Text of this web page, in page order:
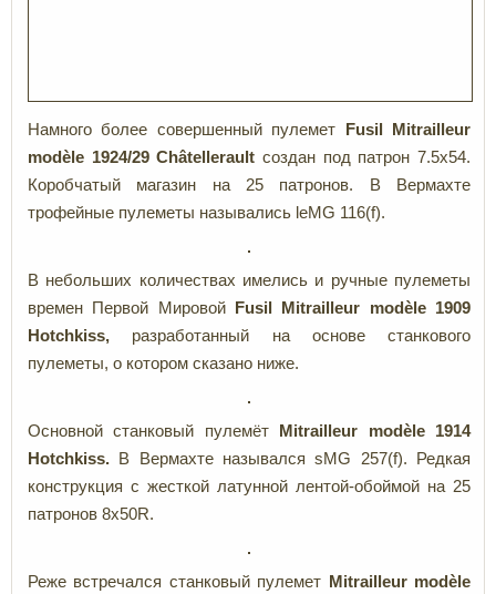
Намного более совершенный пулемет Fusil
Mitrailleur
modèle 1924/29 Châtelleraultсоздан под патрон 7.5x54.
Коробчатый магазин на 25 патронов. В Вермахте
трофейные пулеметы назывались leMG 116(f).
В небольших количествах имелись и ручные пулеметы
времен Первой Мировой
Fusil Mitrailleur modèle 1909
Hotchkiss, разработанный на основе станкового
пулеметы, о котором сказано ниже.
Основной станковый пулемёт Mitrailleur modèle
1914
Hotchkiss.
В Вермахте назывался sMG 257(f). Редкая
конструкция с жесткой латунной лентой-обоймой на 25
патронов 8x50R.
Реже встречался станковый пулемет Mitrailleur modèle